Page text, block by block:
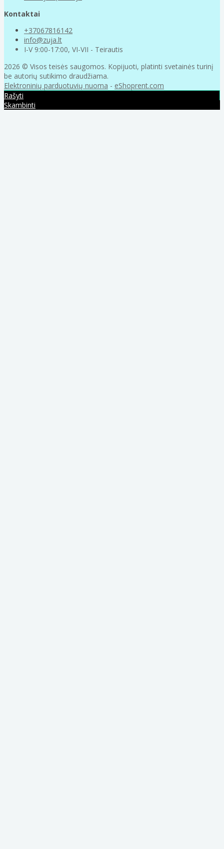
Kontaktai
+37067816142
info@zuja.lt
I-V 9:00-17:00, VI-VII - Teirautis
2026 © Visos teisės saugomos. Kopijuoti, platinti svetainės turinį
be autorių sutikimo draudžiama.
Elektroninių parduotuvių nuoma - eShoprent.com
Rašyti
Skambinti